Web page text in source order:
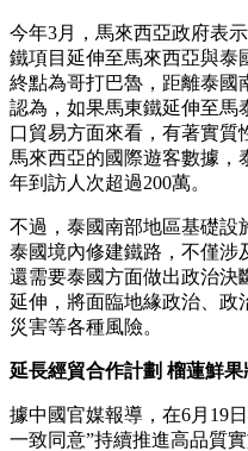
今年3月，馬來西亞政府表
鐵項目延伸至馬來西亞與泰
終點為哥打巴魯，距離泰國
認為，如果馬東鐵延伸至馬
口貿易方面來看，有著實質
馬來西亞的國際遊客數據，
年到訪人次超過200萬。
不過，泰國南部地區基礎設
泰國境內修建鐵路，不僅涉
還需要泰國方面做出政治決
延伸，將面臨地緣政治、政
災害等各種風險。
延長經貿合作計劃 榴蓮鮮果
據中國官媒報導，在6月19
一致同意”持續推進高品質